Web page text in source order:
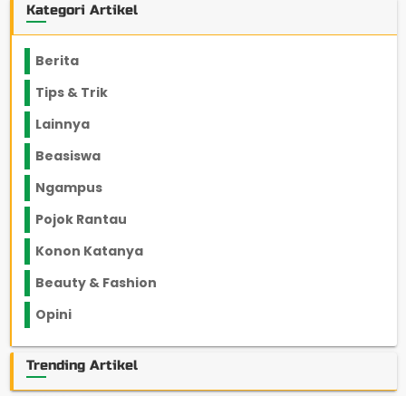
Kategori Artikel
Berita
Tips & Trik
Lainnya
Beasiswa
Ngampus
Pojok Rantau
Konon Katanya
Beauty & Fashion
Opini
Trending Artikel